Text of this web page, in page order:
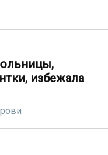
избежала